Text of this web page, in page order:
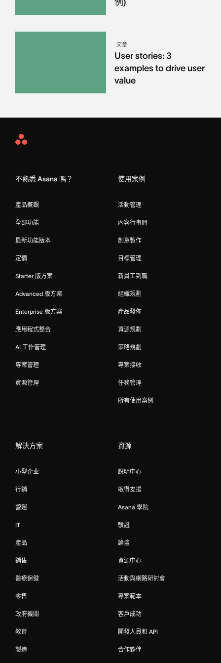
例)
文章
User stories: 3
examples to drive user
value
Asana
不熟悉 Asana 嗎？
產品概觀
全部功能
最新功能版本
定價
Starter 版方案
Advanced 版方案
Enterprise 版方案
應用程式整合
AI 工作管理
專案管理
資源管理
使用案例
活動管理
內容行事曆
創意製作
目標管理
新員工到職
組織規劃
產品發佈
資源規劃
策略規劃
專案接收
任務管理
所有使用案例
解決方案
小型企业
行銷
營運
IT
產品
銷售
醫療保健
零售
政府機關
教育
製造
資源
說明中心
取得支援
Asana 學院
驗證
論壇
資源中心
活動與網路研討會
專案範本
客戶成功
開發人員和 API
合作夥伴